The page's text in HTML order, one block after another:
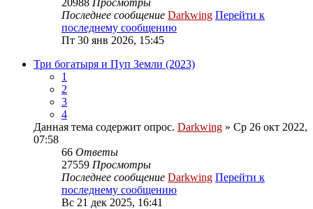
20988 Просмотры
Последнее сообщение Darkwing Перейти к
последнему сообщению
Пт 30 янв 2026, 15:45
Три богатыря и Пуп Земли (2023)
1
2
3
4
Данная тема содержит опрос. Darkwing » Ср 26 окт 2022,
07:58
66 Ответы
27559 Просмотры
Последнее сообщение Darkwing Перейти к
последнему сообщению
Вс 21 дек 2025, 16:41